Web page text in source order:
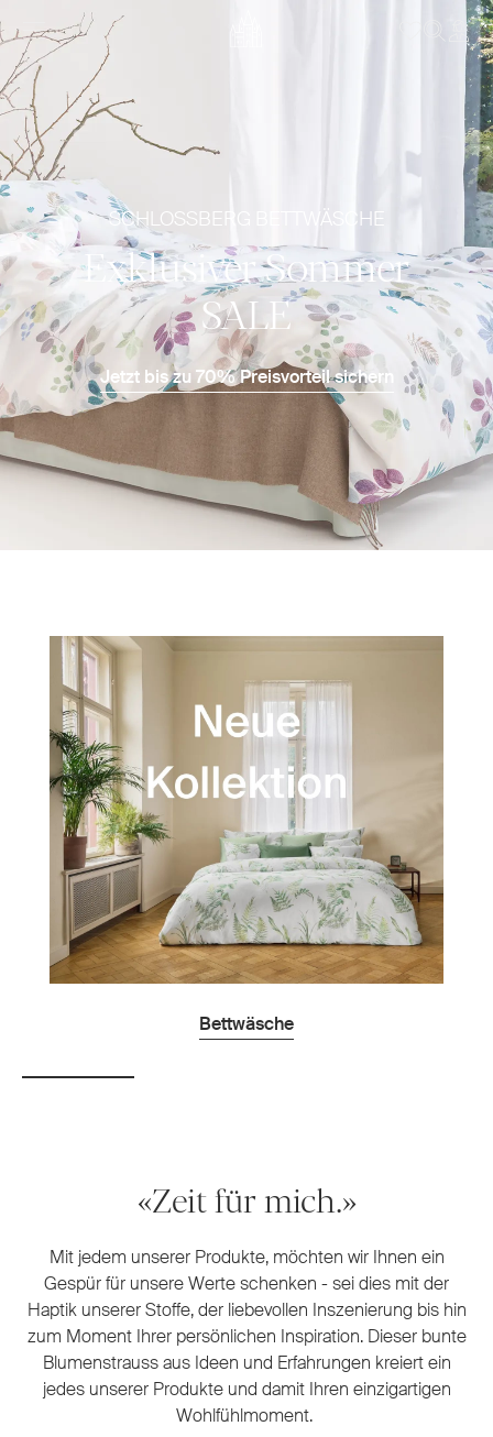
SCHLOSSBERG BETTWÄSCHE
Exklusiver Sommer
SALE
Jetzt bis zu 70% Preisvorteil sichern
Bettwäsche
«Zeit für mich.»
Mit jedem unserer Produkte, möchten wir Ihnen ein
Gespür für unsere Werte schenken - sei dies mit der
Haptik unserer Stoffe, der liebevollen Inszenierung bis hin
zum Moment Ihrer persönlichen Inspiration. Dieser bunte
Blumenstrauss aus Ideen und Erfahrungen kreiert ein
jedes unserer Produkte und damit Ihren einzigartigen
Wohlfühlmoment.